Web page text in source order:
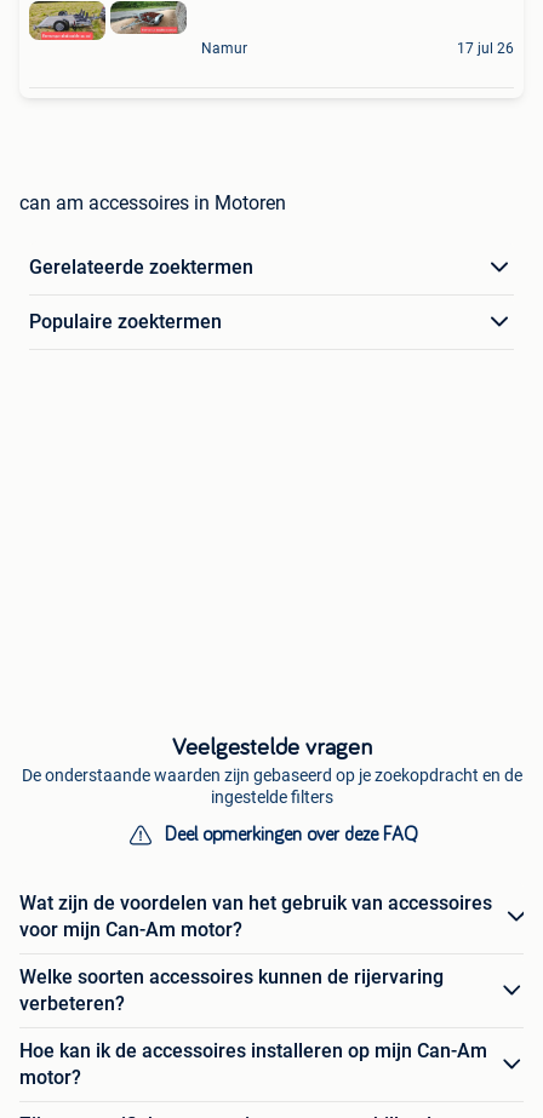
Namur 17 jul 26
can am accessoires in Motoren
Gerelateerde zoektermen
Populaire zoektermen
Veelgestelde vragen
De onderstaande waarden zijn gebaseerd op je zoekopdracht en de
ingestelde filters
Deel opmerkingen over deze FAQ
Wat zijn de voordelen van het gebruik van accessoires
voor mijn Can-Am motor?
Welke soorten accessoires kunnen de rijervaring
verbeteren?
Hoe kan ik de accessoires installeren op mijn Can-Am
motor?